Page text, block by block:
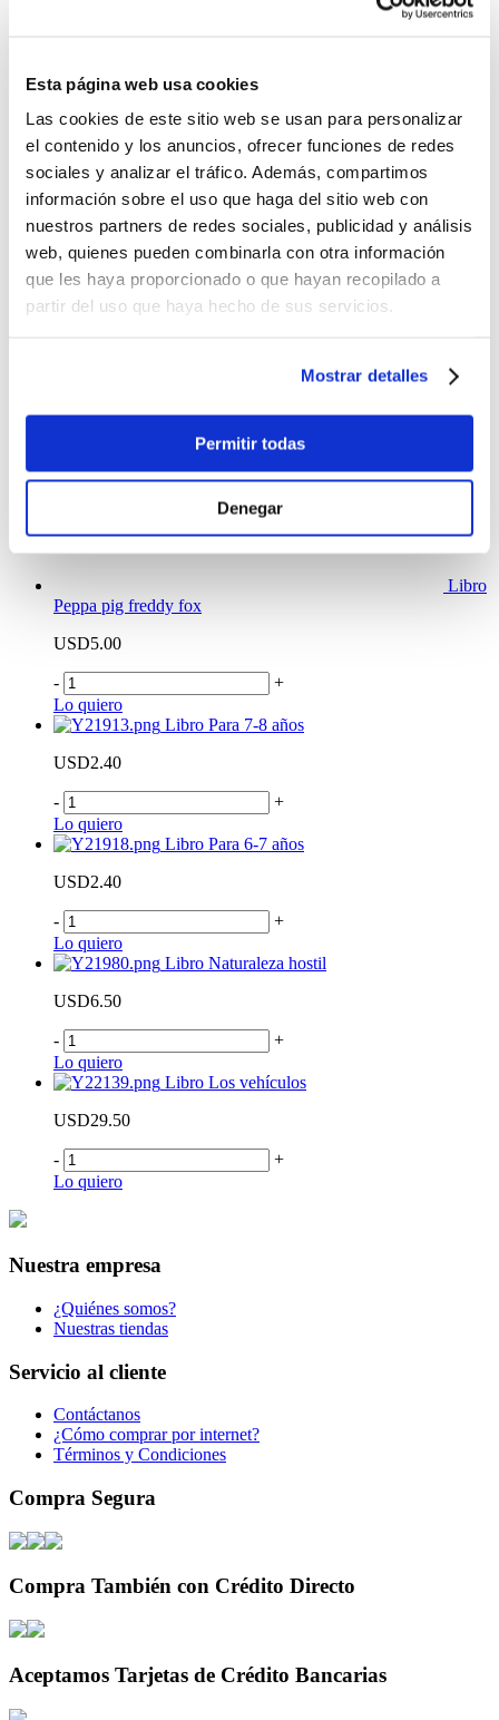
Esta página web usa cookies
Las cookies de este sitio web se usan para personalizar
el contenido y los anuncios, ofrecer funciones de redes
sociales y analizar el tráfico. Además, compartimos
información sobre el uso que haga del sitio web con
nuestros partners de redes sociales, publicidad y análisis
web, quienes pueden combinarla con otra información
que les haya proporcionado o que hayan recopilado a
partir del uso que haya hecho de sus servicios.
Mostrar detalles
Permitir todas
Denegar
Piensa y hágase rico
USD12.40
-
+
Lo quiero
Libro
Peppa pig freddy fox
USD5.00
-
+
Lo quiero
Libro Para 7-8 años
USD2.40
-
+
Lo quiero
Libro Para 6-7 años
USD2.40
-
+
Lo quiero
Libro Naturaleza hostil
USD6.50
-
+
Lo quiero
Libro Los vehículos
USD29.50
-
+
Lo quiero
Nuestra empresa
¿Quiénes somos?
Nuestras tiendas
Servicio al cliente
Contáctanos
¿Cómo comprar por internet?
Términos y Condiciones
Compra Segura
Compra También con Crédito Directo
Aceptamos Tarjetas de Crédito Bancarias